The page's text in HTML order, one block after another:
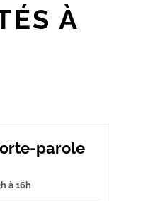
À
parole
à 16h